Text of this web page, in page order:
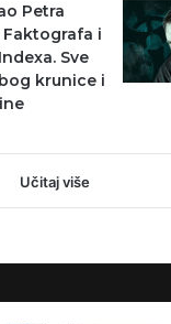
Petra
i
Sve
krunice i
Učitaj više